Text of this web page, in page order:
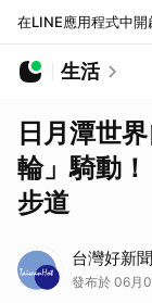
在LINE應用程式中開
生活
日月潭世
輪」騎動
步道
台灣好新聞
發布於 06月